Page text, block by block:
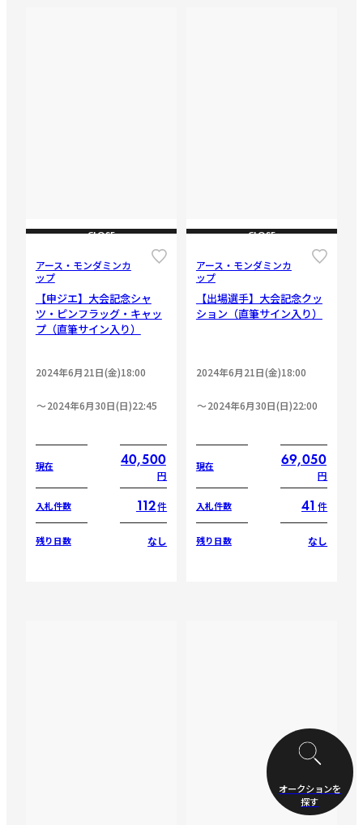
CLOSE
アース・モンダミンカ
ップ
【申ジエ】大会記念シャ
ツ・ピンフラッグ・キャッ
プ（直筆サイン入り）
2024年6月21日(金)18:00
2024年6月30日(日)22:45
現在 40,500
円
入札件数 112件
残り日数 なし
CLOSE
アース・モンダミンカ
ップ
【出場選手】大会記念クッ
ション（直筆サイン入り）
2024年6月21日(金)18:00
2024年6月30日(日)22:00
現在 69,050
円
入札件数 41 件
残り日数 なし
オークションを
探す